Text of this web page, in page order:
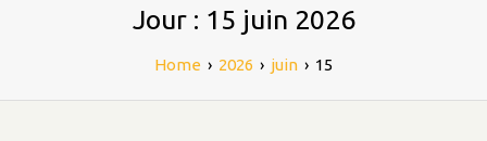
Jour : 15 juin 2026
Home › 2026 › juin › 15